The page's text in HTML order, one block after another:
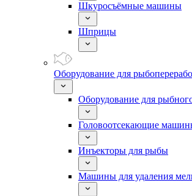
Шкуросъёмные машины
Шприцы
Оборудование для
Оборудование для
Головоотсекающие
Инъекторы для рыбы
Машины для удаления